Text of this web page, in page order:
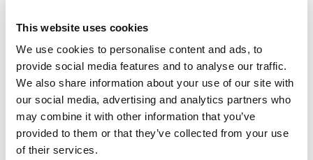
This website uses cookies
We use cookies to personalise content and ads, to
provide social media features and to analyse our traffic.
We also share information about your use of our site with
our social media, advertising and analytics partners who
may combine it with other information that you’ve
provided to them or that they’ve collected from your use
of their services.